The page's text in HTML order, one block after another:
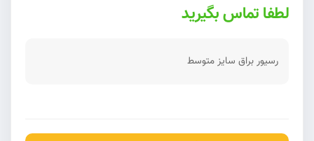
لطفا تماس بگیرید
رسیور براق سایز متوسط